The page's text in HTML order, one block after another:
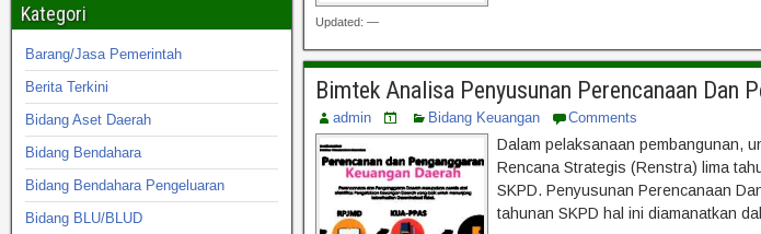
Updated: —
Bimtek Analisa Penyusunan Perencanaan Dan
admin Bidang Keuangan Comments
Dalam pelaksanaan pembangunan,
Rencana Strategis (Renstra) lima
SKPD. Penyusunan Perencanaan
tahunan SKPD hal ini diamanatkan
Kategori
Barang/Jasa Pemerintah
Berita Terkini
Bidang Aset Daerah
Bidang Bendahara
Bidang Bendahara Pengeluaran
Bidang BLU/BLUD